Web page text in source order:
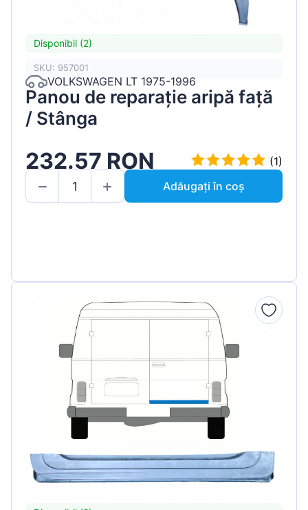
Disponibil (2)
SKU: 957001
VOLKSWAGEN LT 1975-1996
Panou de reparație aripă față
/ Stânga
232.57 RON
(1)
Adăugați în coș